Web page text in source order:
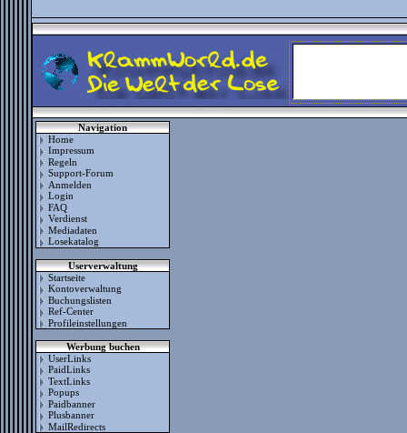
Navigation
Home
Impressum
Regeln
Support-Forum
Anmelden
Login
FAQ
Verdienst
Mediadaten
Losekatalog
Userverwaltung
Startseite
Kontoverwaltung
Buchungslisten
Ref-Center
Profileinstellungen
Werbung buchen
UserLinks
PaidLinks
TextLinks
Popups
Paidbanner
Plusbanner
MailRedirects